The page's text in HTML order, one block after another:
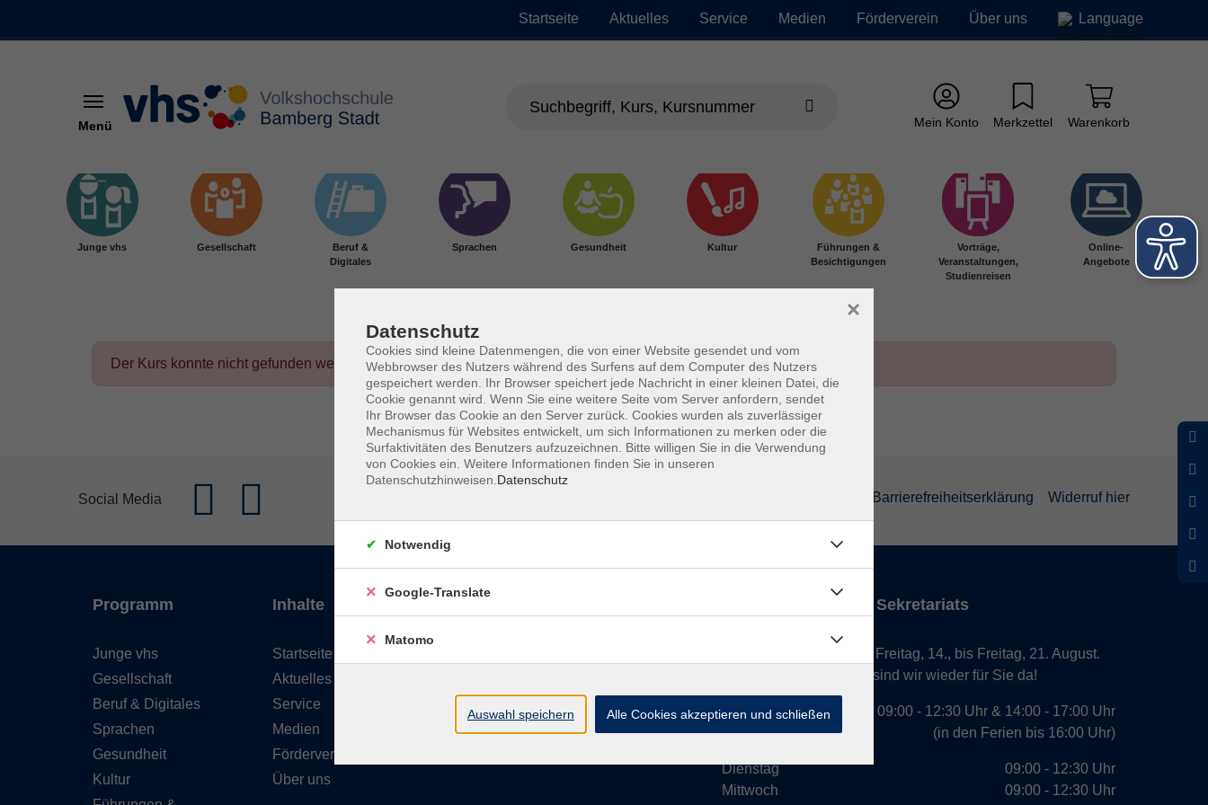
Startseite Aktuelles Service Medien Förderverein Über uns Language
Menü Mein Konto Merkzettel Warenkorb
Junge vhs Gesellschaft
Beruf &
Digitales
Sprachen Gesundheit Kultur
Führungen &
Besichtigungen
Vorträge,
Veranstaltungen,
Studienreisen
Online-
Angebote
Der Kurs konnte nicht gefunden werden.
Social Media Barrierefreiheitserklärung Widerruf hier
Programm
Junge vhs
Gesellschaft
Beruf & Digitales
Sprachen
Gesundheit
Kultur
Inhalte
Startseite
Aktuelles
Service
Medien
Förderverein
Über uns
info@vhs-bamberg.de
Öffnungszeiten des Sekretariats
Wir machen Urlaub von Freitag, 14., bis Freitag, 21. August.
Ab Montag, 24. August, sind wir wieder für Sie da!
Montag
Dienstag
Mittwoch
09:00 - 12:30 Uhr & 14:00 - 17:00 Uhr
(in den Ferien bis 16:00 Uhr)
09:00 - 12:30 Uhr
09:00 - 12:30 Uhr
Datenschutz
Cookies sind kleine Datenmengen, die von einer Website gesendet und vom
Webbrowser des Nutzers während des Surfens auf dem Computer des Nutzers
gespeichert werden. Ihr Browser speichert jede Nachricht in einer kleinen Datei, die
Cookie genannt wird. Wenn Sie eine weitere Seite vom Server anfordern, sendet
Ihr Browser das Cookie an den Server zurück. Cookies wurden als zuverlässiger
Mechanismus für Websites entwickelt, um sich Informationen zu merken oder die
Surfaktivitäten des Benutzers aufzuzeichnen. Bitte willigen Sie in die Verwendung
von Cookies ein. Weitere Informationen finden Sie in unseren
Datenschutzhinweisen. Datenschutz
×
Notwendig
Google-Translate
Matomo
Auswahl speichern Alle Cookies akzeptieren und schließen